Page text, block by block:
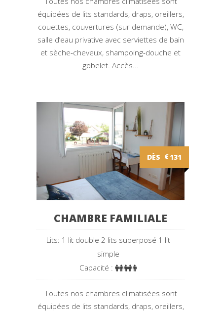
équipées de lits standards, draps, oreillers,
couettes, couvertures (sur demande), WC,
salle d’eau privative avec serviettes de bain
et sèche-cheveux, shampoing-douche et
gobelet. Accès...
DÈS €131
CHAMBRE FAMILIALE
Lits: 1 lit double 2 lits superposé 1 lit
simple
Capacité :
Toutes nos chambres climatisées sont
équipées de lits standards, draps, oreillers,